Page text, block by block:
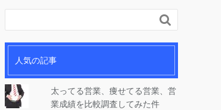

人気の記事
太ってる営業、痩せてる営業、営
業成績を比較調査してみた件